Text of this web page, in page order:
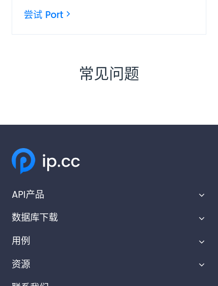
尝试 Port
常见问题
API产品
IP地理定位API
IP范围API
隐私检测API
数据库下载
IP地理位置数据库
滥用联系数据库
用例
广告技术
资源